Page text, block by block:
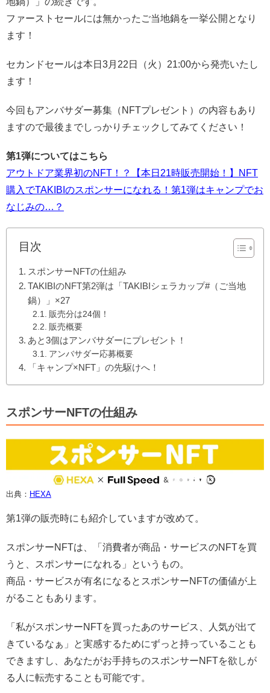
ファーストセールには無かったご当地鍋を一挙公開となり
ます！
セカンドセールは本日3月22日（火）21:00から発売いたし
ます！
今回もアンバサダー募集（NFTプレゼント）の内容もあり
ますので最後までしっかりチェックしてみてください！
第1弾についてはこちら
アウトドア業界初のNFT！？【本日21時販売開始！】NFT
購入でTAKIBIのスポンサーになれる！第1弾はキャンプでお
なじみの…？
目次
スポンサーNFTの仕組み
TAKIBIのNFT第2弾は「TAKIBIシェラカップ#（ご当地
鍋）」×27
販売分は24個！
販売概要
あと3個はアンバサダーにプレゼント！
アンバサダー応募概要
「キャンプ×NFT」の先駆けへ！
スポンサーNFTの仕組み
出典： HEXA
第1弾の販売時にも紹介していますが改めて。
スポンサーNFTは、「消費者が商品・サービスのNFTを買
うと、スポンサーになれる」というもの。
商品・サービスが有名になるとスポンサーNFTの価値が上
がることもあります。
「私がスポンサーNFTを買ったあのサービス、人気が出て
きているなぁ」と実感するためにずっと持っていることも
できますし、あなたがお手持ちのスポンサーNFTを欲しが
る人に転売することも可能です。